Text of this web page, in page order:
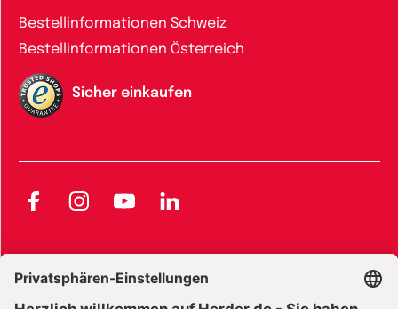
Bestellinformationen Schweiz
Bestellinformationen Österreich
Sicher einkaufen
FacebookInstagramYouTubeLinkedIn
Widerrufsbelehrung E-Books